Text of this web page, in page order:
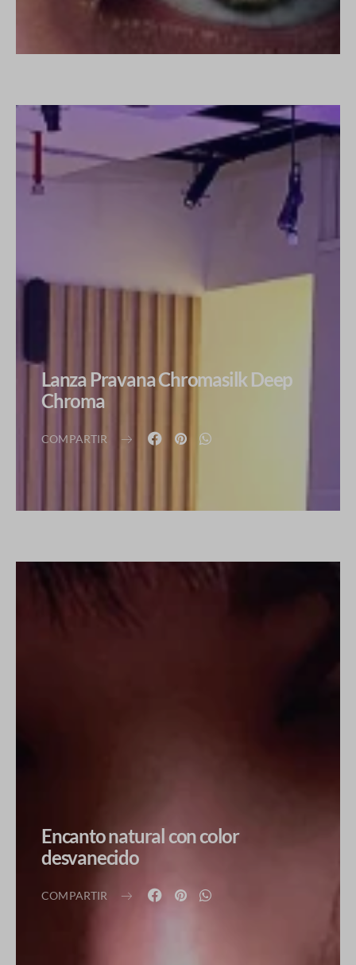
Lanza Pravana Chromasilk Deep
Chroma
COMPARTIR
Encanto natural con color
desvanecido
COMPARTIR